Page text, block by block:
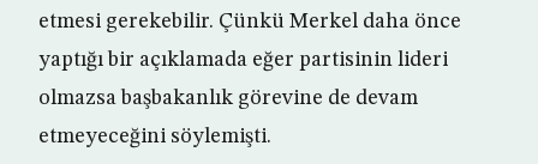
etmesi gerekebilir. Çünkü Merkel daha önce
yaptığı bir açıklamada eğer partisinin lideri
olmazsa başbakanlık görevine de devam
etmeyeceğini söylemişti.